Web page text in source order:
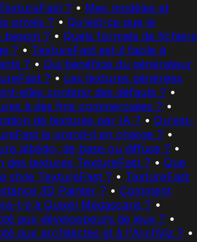
? • Mes modèles et
privés ? • Qu'est-ce que le
besoin ? • Quels formats de fichiers
? • TextureFast est-il facile à
? • Qui bénéficie du générateur
? • Les textures générées
elles contenir des défauts ? •
à des fins commerciales ? •
de textures par IA ? • Qu'est-
le prend-il en charge ? •
albédo, de base ou diffuse ? •
des textures TextureFast ? • Que
style TextureFast ? • TextureFast
3D Painter ? • Comment
t-il à Quixel Megascans ? •
aux développeurs de jeux ? •
aux architectes et à l'ArchViz ? •